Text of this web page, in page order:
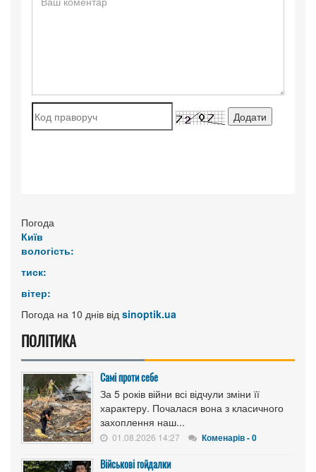
Погода
Київ
вологість:
тиск:
вітер:
Погода на 10 днів від sinoptik.ua
ПОЛІТИКА
Самі проти себе
За 5 років війни всі відчули зміни її
характеру. Почалася вона з класичного
захоплення наш...
01.08.2026 14:27 Коменарів - 0
Військові гойдалки